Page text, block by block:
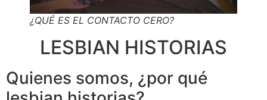
¿QUÉ ES EL CONTACTO CERO?
LESBIAN HISTORIAS
Quienes somos, ¿por qué